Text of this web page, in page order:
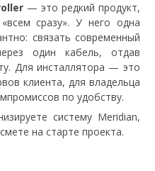
— это редкий продукт,
сразу». У него одна
связать современный
один кабель, отдав
Для инсталлятора — это
клиента, для владельца
по удобству.
систему Meridian,
на старте проекта.